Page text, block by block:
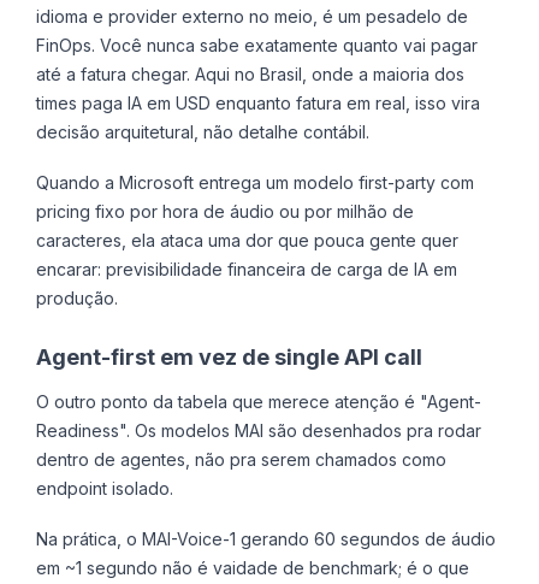
idioma e provider externo no meio, é um pesadelo de
FinOps. Você nunca sabe exatamente quanto vai pagar
até a fatura chegar. Aqui no Brasil, onde a maioria dos
times paga IA em USD enquanto fatura em real, isso vira
decisão arquitetural, não detalhe contábil.
Quando a Microsoft entrega um modelo first-party com
pricing fixo por hora de áudio ou por milhão de
caracteres, ela ataca uma dor que pouca gente quer
encarar: previsibilidade financeira de carga de IA em
produção.
Agent-first em vez de single API call
O outro ponto da tabela que merece atenção é "Agent-
Readiness". Os modelos MAI são desenhados pra rodar
dentro de agentes, não pra serem chamados como
endpoint isolado.
Na prática, o MAI-Voice-1 gerando 60 segundos de áudio
em ~1 segundo não é vaidade de benchmark; é o que